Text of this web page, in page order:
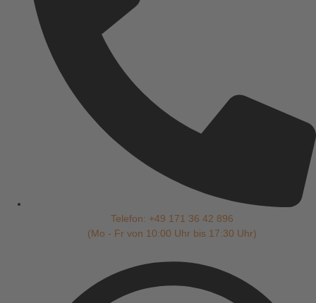
Telefon: +49 171 36 42 896
(Mo - Fr von 10:00 Uhr bis 17:30 Uhr)